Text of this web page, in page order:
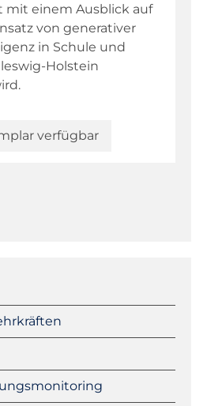
mit einem Ausblick auf
von generativer
in Schule und
Holstein
verfügbar